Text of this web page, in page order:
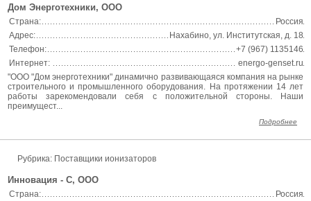
Дом Энерготехники, ООО
Страна:
Россия
Адрес:
Нахабино, ул. Институтская, д. 18
Телефон:
+7 (967) 1135146
Интернет:
energo-genset.ru
"ООО "Дом энерготехники" динамично развивающаяся компания на рынке
строительного и промышленного оборудования. На протяжении 14 лет
работы зарекомендовали себя с положительной стороны. Наши
преимущест...
Подробнее
Рубрика: Поставщики ионизаторов
Инновация - С, ООО
Страна:
Россия